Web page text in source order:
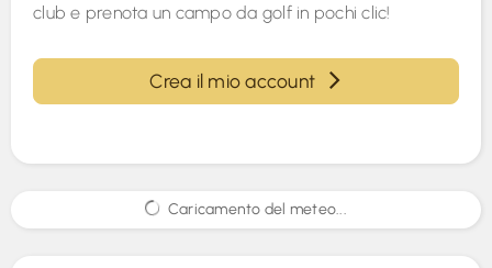
club e prenota un campo da golf in pochi clic!
Crea il mio account
Caricamento del meteo...